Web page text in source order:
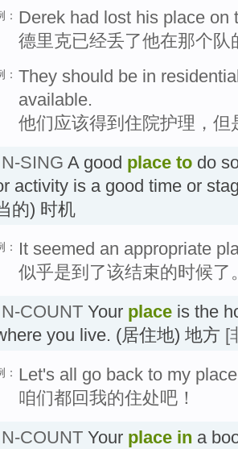
： Derek had lost his place on
德里克已经丢了他在那个队
： They should be in
available.
他们应该得到住院护理，但
N-SING A good place to do
activity is a good time or
的) 时机
：
It seemed an appropriate
似乎是到了该结束的时候了
N-COUNT Your place is the
you live. (居住地) 地方 [
： Let's all go back to my
咱们都回我的住处吧！
N-COUNT Your place in a